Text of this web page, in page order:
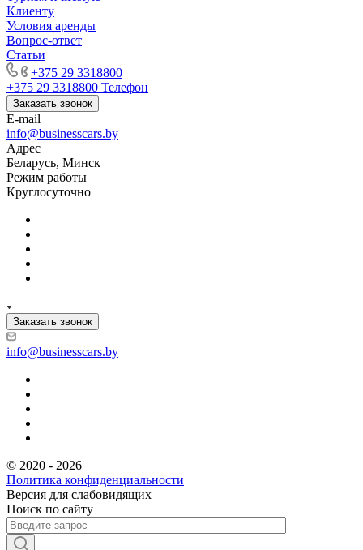
Клиенту
Условия аренды
Вопрос-ответ
Статьи
+375 29 3318800
+375 29 3318800 Телефон
Заказать звонок
E-mail
info@businesscars.by
Адрес
Беларусь, Минск
Режим работы
Круглосуточно
Заказать звонок
info@businesscars.by
© 2020 - 2026
Политика конфиденциальности
Версия для слабовидящих
Поиск по сайту